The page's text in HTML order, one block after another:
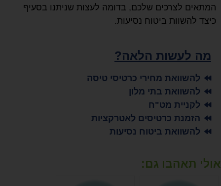
המתאים לצרכים שלכם, בדומה לעצות שניתנו בסעיף
כיצד להשוות ביטוח נסיעות.
מה לעשות הלאה?
להשוואת מחירי כרטיסי טיסה
להשוואת בתי מלון
לקניית מט"ח
הזמנת כרטיסים לאטרקציות
להשוואת ביטוח נסיעות
אולי תאהבו גם: